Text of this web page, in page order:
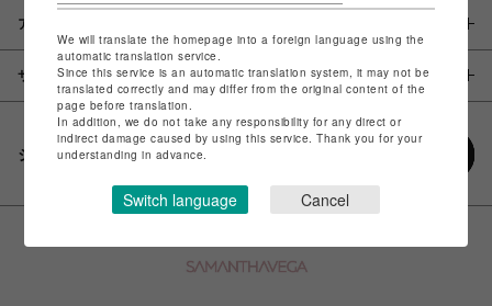
アイテム説明 / 素材
サイズ
シェアする
We will translate the homepage into a foreign language using the
automatic translation service.
Since this service is an automatic translation system, it may not be
translated correctly and may differ from the original content of the
page before translation.
In addition, we do not take any responsibility for any direct or
indirect damage caused by using this service. Thank you for your
understanding in advance.
Switch language Cancel